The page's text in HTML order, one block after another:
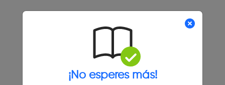
¡No esperes más!